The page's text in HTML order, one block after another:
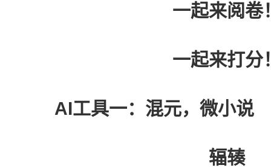
一起来阅卷
一起来打分
AI工具一：混元，微小说
辐辏